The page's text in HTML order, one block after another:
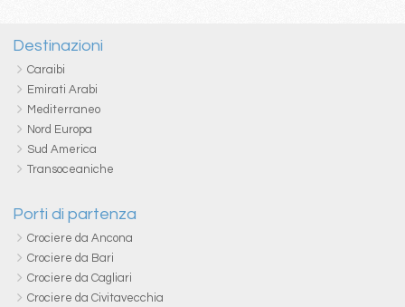
Destinazioni
Caraibi
Emirati Arabi
Mediterraneo
Nord Europa
Sud America
Transoceaniche
Porti di partenza
Crociere da Ancona
Crociere da Bari
Crociere da Cagliari
Crociere da Civitavecchia